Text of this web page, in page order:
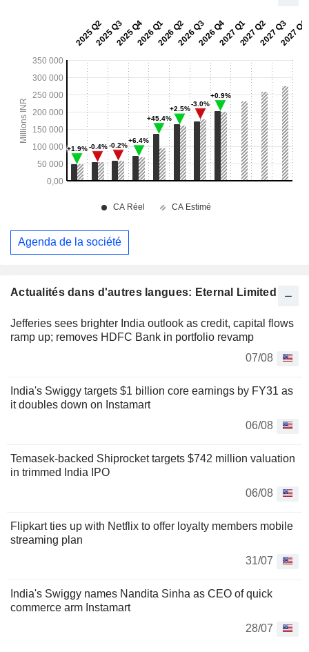
Actualités dans d'autres langues: Eternal Limited
Jefferies sees brighter India outlook as credit, capital flows
ramp up; removes HDFC Bank in portfolio revamp
07/08
India's Swiggy targets $1 billion core earnings by FY31 as
it doubles down on Instamart
06/08
Temasek-backed Shiprocket targets $742 million valuation
in trimmed India IPO
06/08
Flipkart ties up with Netflix to offer loyalty members mobile
streaming plan
31/07
India's Swiggy names Nandita Sinha as CEO of quick
commerce arm Instamart
28/07
Agenda de la société